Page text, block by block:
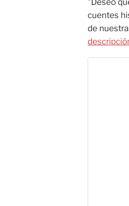
cuentes
de